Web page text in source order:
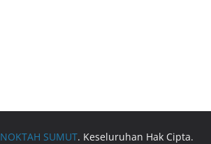
NOKTAH SUMUT. Keseluruhan Hak Cipta.